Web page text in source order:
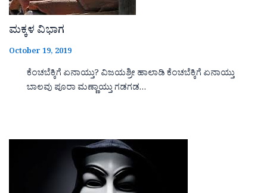
ಮಕ್ಕಳ ವಿಭಾಗ
October 19, 2019
ಕೆಂಚಬೆಕ್ಕಿಗೆ ಏನಾಯ್ತು? ವಿಜಯಶ್ರೀ ಹಾಲಾಡಿ ಕೆಂಚಬೆಕ್ಕಿಗೆ ಏನಾಯ್ತು
ಬಾಲವು ಪೂರಾ ಮಣ್ಣಾಯ್ತು ಗಡಗಡ…